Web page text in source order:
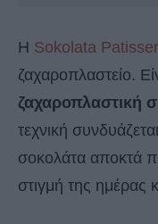
Η Sokolata
ζαχαροπλαστείο.
ζαχαροπλαστική
τεχνική
σοκολάτα αποκτά
στιγμή της ημέρας